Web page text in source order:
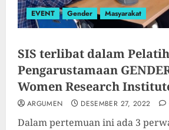
EVENT Gender Masyarakat
SIS terlibat dalam
Pengarustamaan
Women Research
ARGUMEN DESEMBER 27, 2022
Dalam pertemuan ini ada 3